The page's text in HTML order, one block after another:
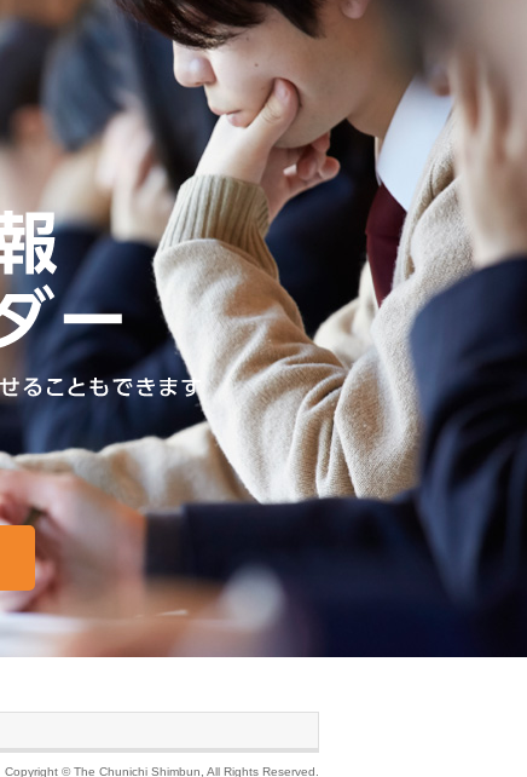
Copyright © The Chunichi Shimbun, All Rights Reserved.